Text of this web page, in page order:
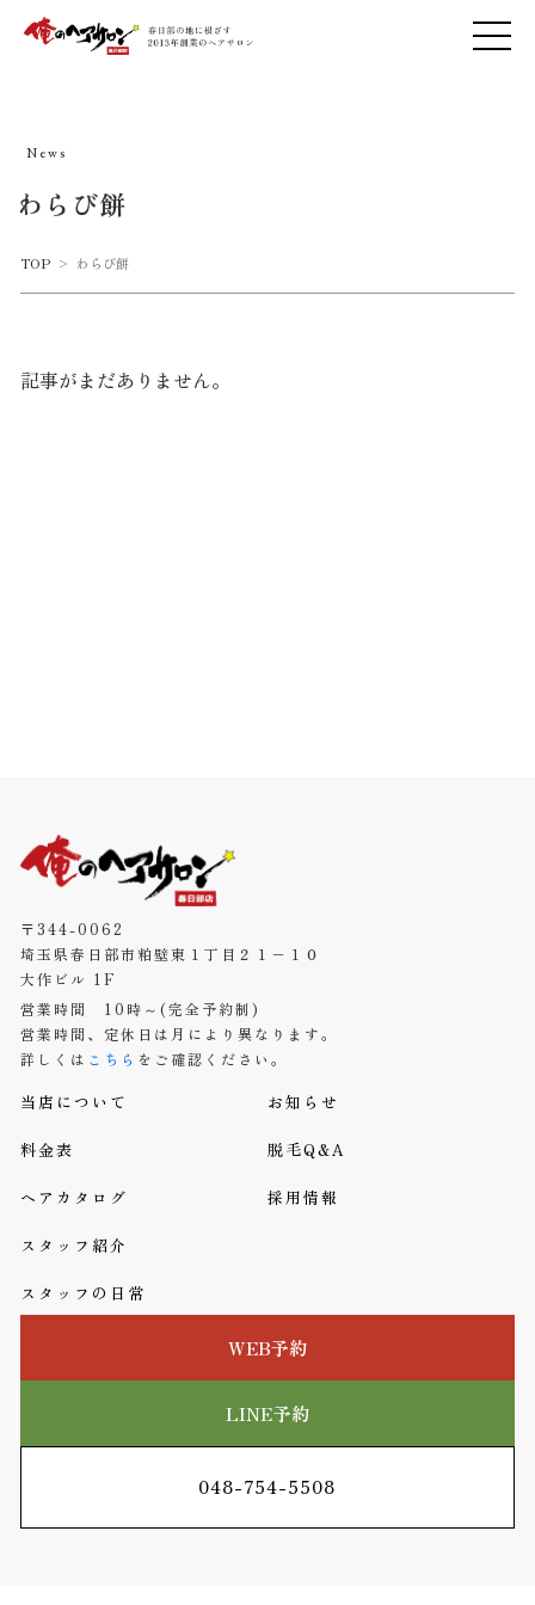
News
わらび餅
TOP > わらび餅
記事がまだありません。
〒344-0062
埼玉県春日部市粕壁東１丁目２１−１０
大作ビル 1F
営業時間 10時～(完全予約制)
営業時間、定休日は月により異なります。
詳しくは こちら をご確認ください。
当店について
料金表
ヘアカタログ
スタッフ紹介
スタッフの日常
お知らせ
脱毛Q&A
採用情報
WEB予約
LINE予約
048-754-5508